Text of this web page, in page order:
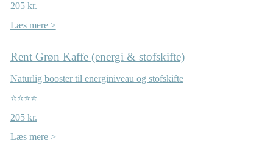
205 kr.
Læs mere >
Rent Grøn Kaffe (energi & stofskifte)
Naturlig booster til energiniveau og stofskifte
⭐⭐⭐⭐
205 kr.
Læs mere >